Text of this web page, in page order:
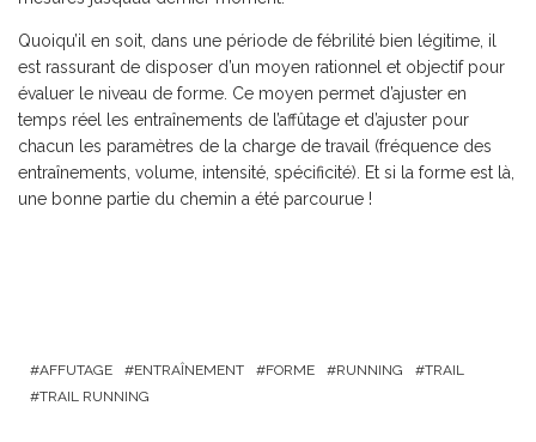
Quoiqu’il en soit, dans une période de fébrilité bien légitime, il
est rassurant de disposer d’un moyen rationnel et objectif pour
évaluer le niveau de forme. Ce moyen permet d’ajuster en
temps réel les entraînements de l’affûtage et d’ajuster pour
chacun les paramètres de la charge de travail (fréquence des
entraînements, volume, intensité, spécificité). Et si la forme est là,
une bonne partie du chemin a été parcourue !
AFFUTAGE ENTRAÎNEMENT FORME RUNNING
TRAIL
TRAIL RUNNING